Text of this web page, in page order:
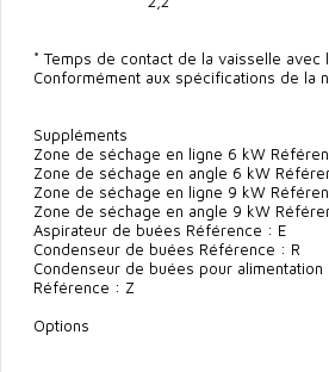
* Temps de contact de la vaisselle avec
Conformément aux spécifications de la
Suppléments
Zone de séchage en ligne 6 kW
Zone de séchage en angle 6 kW
Zone de séchage en ligne 9 kW
Zone de séchage en angle 9 kW
Aspirateur de buées Référence : E
Condenseur de buées Référence : R
Condenseur de buées pour
Référence : Z
Options